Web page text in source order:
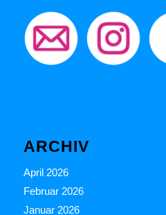
ARCHIV
April 2026
Februar 2026
Januar 2026